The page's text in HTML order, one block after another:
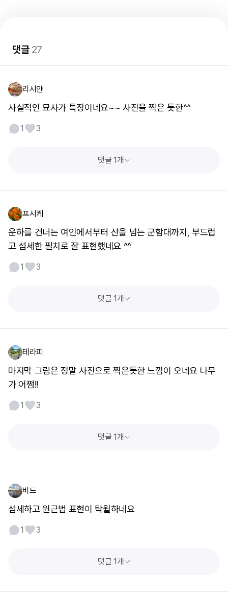
댓글27
리시얀
사실적인 묘사가 특징이네요~~ 사진을 찍은 듯한^^
1 3
댓글 1개
프시케
운하를 건너는 여인에서부터 산을 넘는 군함대까지, 부드럽
고 섬세한 필치로 잘 표현했네요 ^^
1 3
댓글 1개
테라피
마지막 그림은 정말 사진으로 찍은듯한 느낌이 오네요 나무
가 어쩜!!
1 3
댓글 1개
비드
섬세하고 원근법 표현이 탁월하네요
1 3
댓글 1개